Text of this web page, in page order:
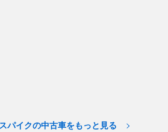
パイクの中古車をもっと見る